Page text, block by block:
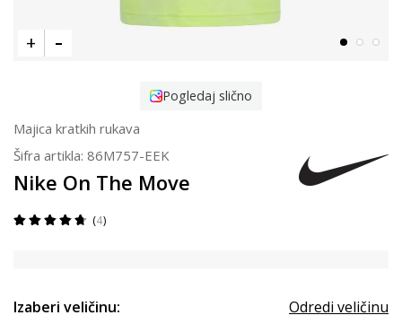
Pogledaj slično
Majica kratkih rukava
Šifra artikla: 86M757-EEK
Nike On The Move
4
Izaberi veličinu: Odredi veličinu